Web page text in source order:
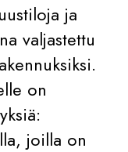
ja
valjastettu
on
joilla on